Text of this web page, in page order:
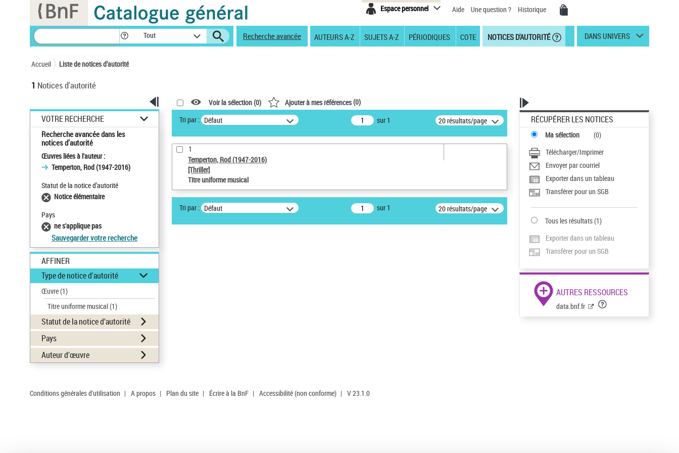
Espace personnel Aide Une question ? Historique
Tout Recherche avancée AUTEURS A-Z SUJETS A-Z PÉRIODIQUES COTE NOTICES D'AUTORITÉ DANS UNIVERS
Accueil Liste de notices d’autorité
1 Notices d'autorité
VOTRE RECHERCHE
Recherche avancée dans les
notices d’autorité
Œuvres liées à l'auteur :
Temperton, Rod (1947-2016)
Statut de la notice d’autorité
Notice élémentaire
Pays
ne s'applique pas
Sauvegarder votre recherche
AFFINER
Type de notice d'autorité
Œuvre(1)
Titre uniforme musical(1)
Statut de la notice d’autorité
Pays
Auteur d’œuvre
Voir la sélection (0) Ajouter à mes références(0)
Tri par : Défaut sur 1 20 résultats/page
1
Temperton, Rod (1947-2016)
[Thriller]
Titre uniforme musical
Tri par : Défaut sur 1 20 résultats/page
RÉCUPÉRER LES NOTICES
Ma sélection (0)
Télécharger/Imprimer
Envoyer par courriel
Exporter dans un tableau
Transférer pour un SGB
Tous les résultats(1)
Exporter dans un tableau
Transférer pour un SGB
AUTRES RESSOURCES
data.bnf.fr
Conditions générales d'utilisation | A propos | Plan du site | Écrire à la BnF | Accessibilité (non conforme) | V 23.1.0
Panneau de gestion des cookies